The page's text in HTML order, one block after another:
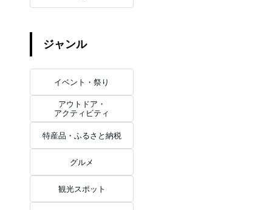
ジャンル
イベント・祭り
アウトドア・
アクティビティ
特産品・ふるさと納税
グルメ
観光スポット